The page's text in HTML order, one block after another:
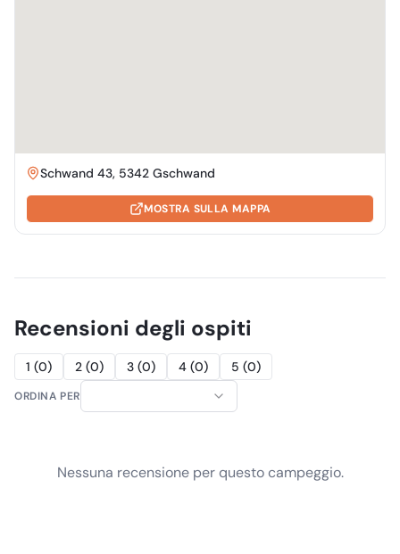
Schwand 43, 5342 Gschwand
MOSTRA SULLA MAPPA
Recensioni degli ospiti
1 (0) 2 (0) 3 (0) 4 (0) 5 (0)
ORDINA PER
Nessuna recensione per questo campeggio.